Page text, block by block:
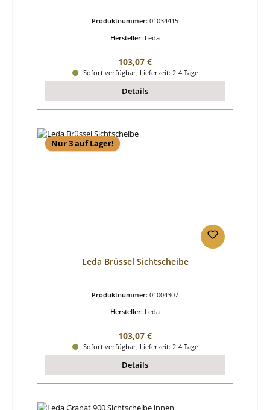
Produktnummer: 01034415
Hersteller: Leda
Regulärer Preis:
103,07 €
Sofort verfügbar, Lieferzeit: 2-4 Tage
Details
Nur 3 auf Lager!
Leda Brüssel Sichtscheibe
Produktnummer: 01004307
Hersteller: Leda
Regulärer Preis:
103,07 €
Sofort verfügbar, Lieferzeit: 2-4 Tage
Details